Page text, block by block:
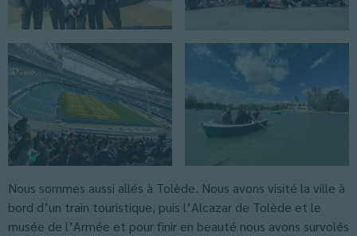
Nous sommes aussi allés à Tolède. Nous avons visité la ville à
bord d’un train touristique, puis l’Alcazar de Tolède et le
musée de l’Armée et pour finir en beauté nous avons survolés